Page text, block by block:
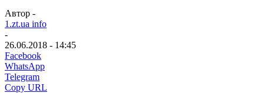
Автор -
1.zt.ua info
-
26.06.2018 - 14:45
Facebook
WhatsApp
Telegram
Copy URL